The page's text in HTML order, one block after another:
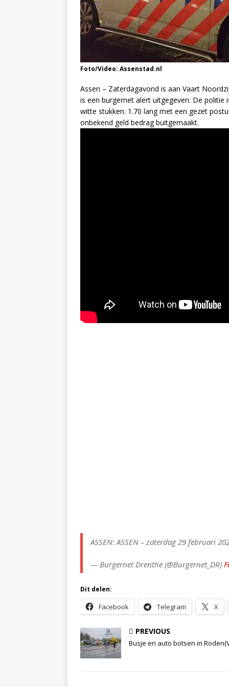
Foto/Video: Assenstad.nl
Assen – Zaterdagavond is aan Vaart
is een burgernet alert uitgegeven. De
witte stukken. 1.70 lang met een gezet
onbekend geld bedrag buitgemaakt.
ASSEN: ASSEN – zaterdag 29 februari
— Burgernet Drenthe (@Burgernet_DR)
Dit delen:
Facebook Telegram X
PREVIOUS
Busje en auto botsen in